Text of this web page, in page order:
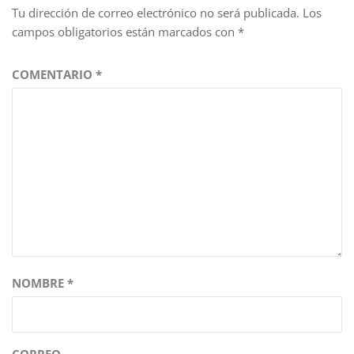
Tu dirección de correo electrónico no será publicada. Los
campos obligatorios están marcados con *
COMENTARIO *
NOMBRE *